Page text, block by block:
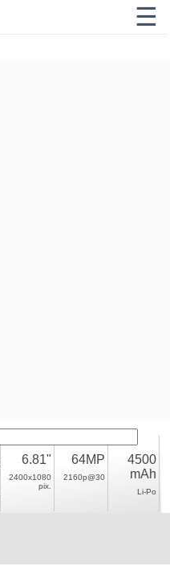
☰
6.81"
2400x1080
pix.
64MP
2160p@30
4500
mAh
Li-Po